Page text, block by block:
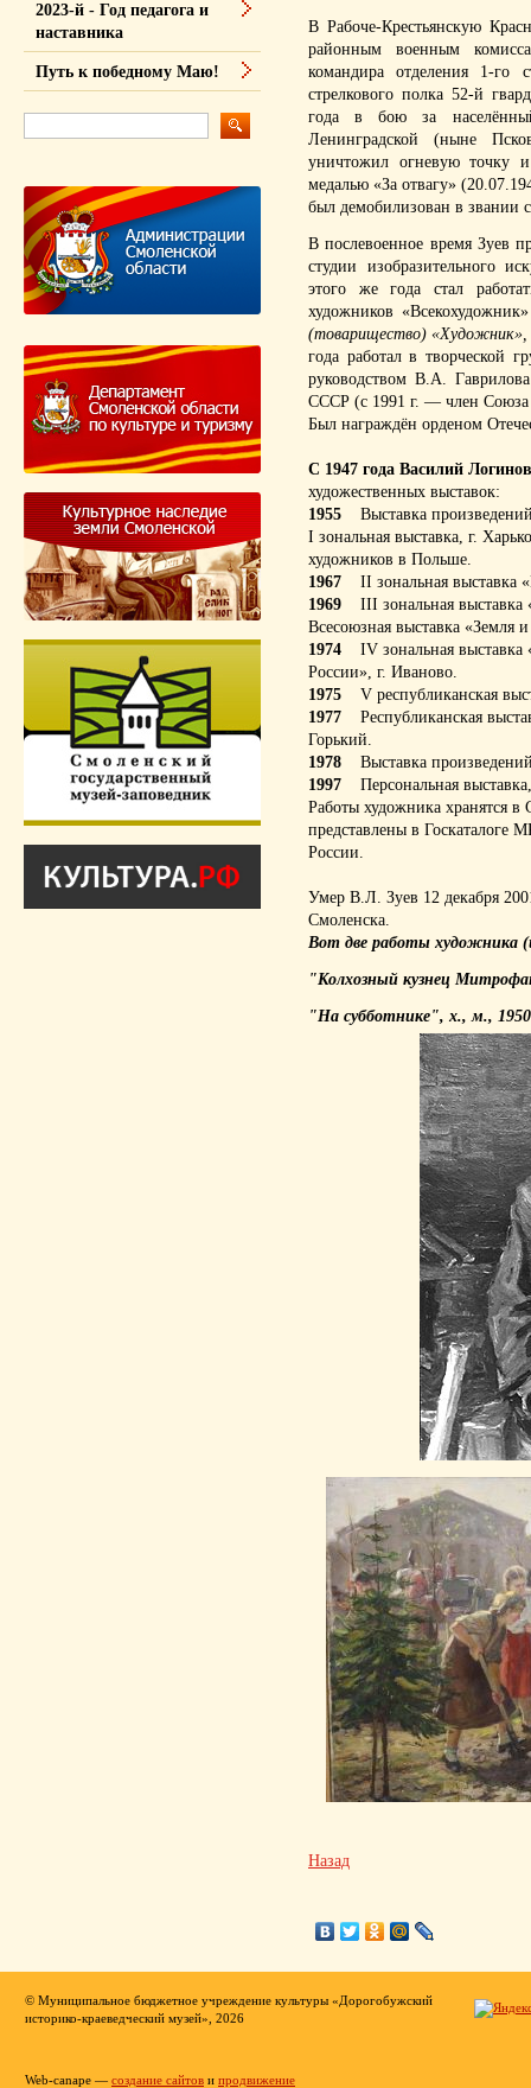
В Рабоче-Крестьянскую
районным военным
командира отделения 1-го
стрелкового полка 52-й
года в бою за
Ленинградской (ныне
уничтожил огневую точку
медалью «За отвагу»
был демобилизован в звании
В послевоенное время Зуев
студии изобразительного
этого же года стал
художников
(товарищество) «Художник»,
года работал в творческой
руководством В.А.
СССР (с 1991 г. — член Союза
Был награждён орденом
С 1947 года Василий
художественных выставок:
1955 Выставка
I зональная выставка, г.
художников в Польше.
1967 II зональная выставка
1969 III зональная выставка
Всесоюзная выставка «Земля
1974 IV зональная выставка
России», г. Иваново.
1975 V республиканская
1977 Республиканская
Горький.
1978 Выставка
1997 Персональная
Работы художника хранятся в
представлены в Госкаталоге
России.
Умер В.Л. Зуев 12 декабря
Смоленска.
Вот две работы художника
"Колхозный кузнец
"На субботнике", х., м.,
Назад
2023-й - Год педагога и
наставника
Путь к победному Маю!
© Муниципальное бюджетное учреждение культуры «Дорогобужский
историко-краеведческий музей», 2026
Web-canape — создание сайтов и продвижение